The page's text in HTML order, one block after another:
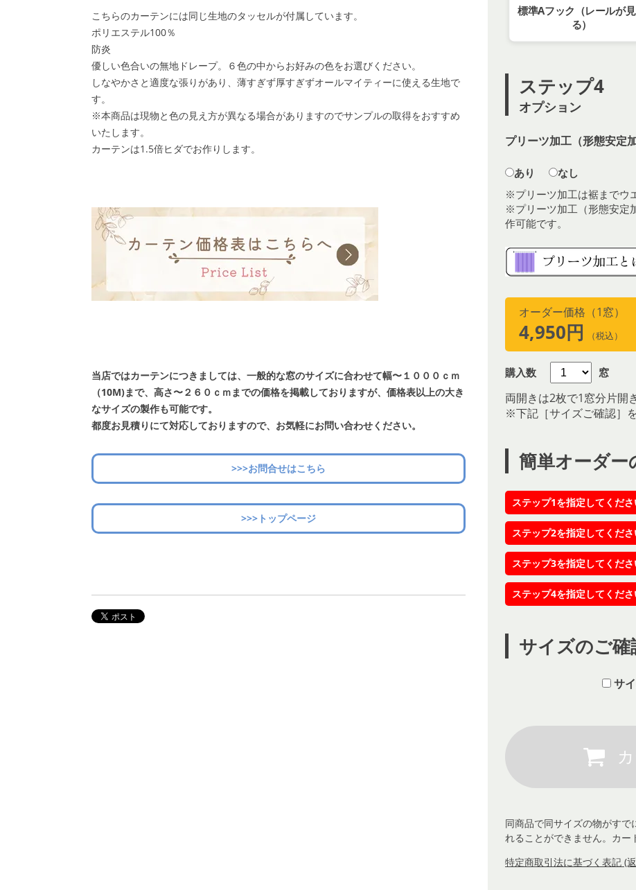
こちらのカーテンには同じ生地のタッセルが付属しています。
ポリエステル100％
防炎
優しい色合いの無地ドレープ。６色の中からお好みの色をお選びください。
しなやかさと適度な張りがあり、薄すぎず厚すぎずオールマイティーに使える生地で
す。
※本商品は現物と色の見え方が異なる場合がありますのでサンプルの取得をおすすめ
いたします。
カーテンは1.5倍ヒダでお作りします。
当店ではカーテンにつきましては、一般的な窓のサイズに合わせて幅〜１０００ｃｍ
（10M)まで、高さ〜２６０ｃｍまでの価格を掲載しておりますが、価格表以上の大き
なサイズの製作も可能です。
都度お見積りにて対応しておりますので、お気軽にお問い合わせください。
>>>お問合せはこちら
>>>トップページ
標準Aフック（レールが見
る）
ステップ4
オプション
プリーツ加工（形態安
あり
なし
※プリーツ加工は裾までウ
※プリーツ加工（形態安定
作可能です。
オーダー価格（1窓）
4,950円 （税込）
購入数 窓
両開きは2枚で1窓分片開
※下記［サイズご確認］
簡単オーダ
ステップ1を指定してくだ
ステップ2を指定してくだ
ステップ3を指定してくだ
ステップ4を指定してくだ
サイズのご確
サ
同商品で同サイズの物がす
れることができません。カ
特定商取引法に基づく表記 (